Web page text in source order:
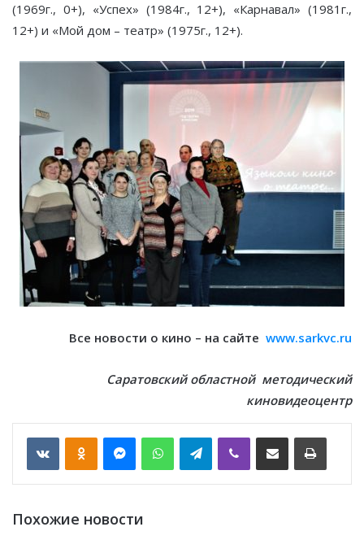
(1969г., 0+), «Успех» (1984г., 12+), «Карнавал» (1981г.,
12+) и «Мой дом – театр» (1975г., 12+).
Все новости о кино – на сайте www.sarkvc.ru
Саратовский областной методический
киновидеоцентр
VKontakte WhatsApp Telegram
Похожие новости